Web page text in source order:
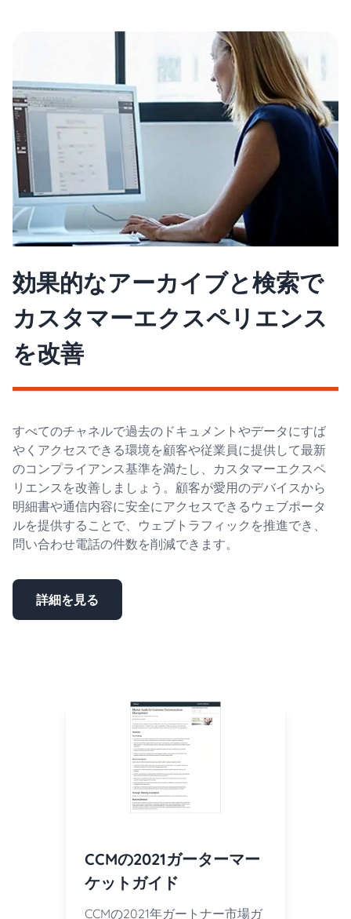
効果的なアーカイブと検索で
カスタマーエクスペリエンス
を改善
すべてのチャネルで過去のドキュメントやデータにすば
やくアクセスできる環境を顧客や従業員に提供して最新
のコンプライアンス基準を満たし、カスタマーエクスペ
リエンスを改善しましょう。顧客が愛用のデバイスから
明細書や通信内容に安全にアクセスできるウェブポータ
ルを提供することで、ウェブトラフィックを推進でき、
問い合わせ電話の件数を削減できます。
詳細を見る
CCMの2021ガーターマー
ケットガイド
CCMの2021年ガートナー市場ガ